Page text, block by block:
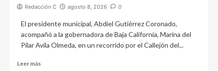
Redacción C agosto 8, 2026 0
El presidente municipal, Abdiel Gutiérrez Coronado,
acompañó a la gobernadora de Baja California, Marina del
Pilar Avila Olmeda, en un recorrido por el Callejón del...
Leer más